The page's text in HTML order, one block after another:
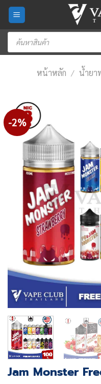
Skip
content
Products
search
หน้าหลัก / น้ำยา
-2%
Jam Monster